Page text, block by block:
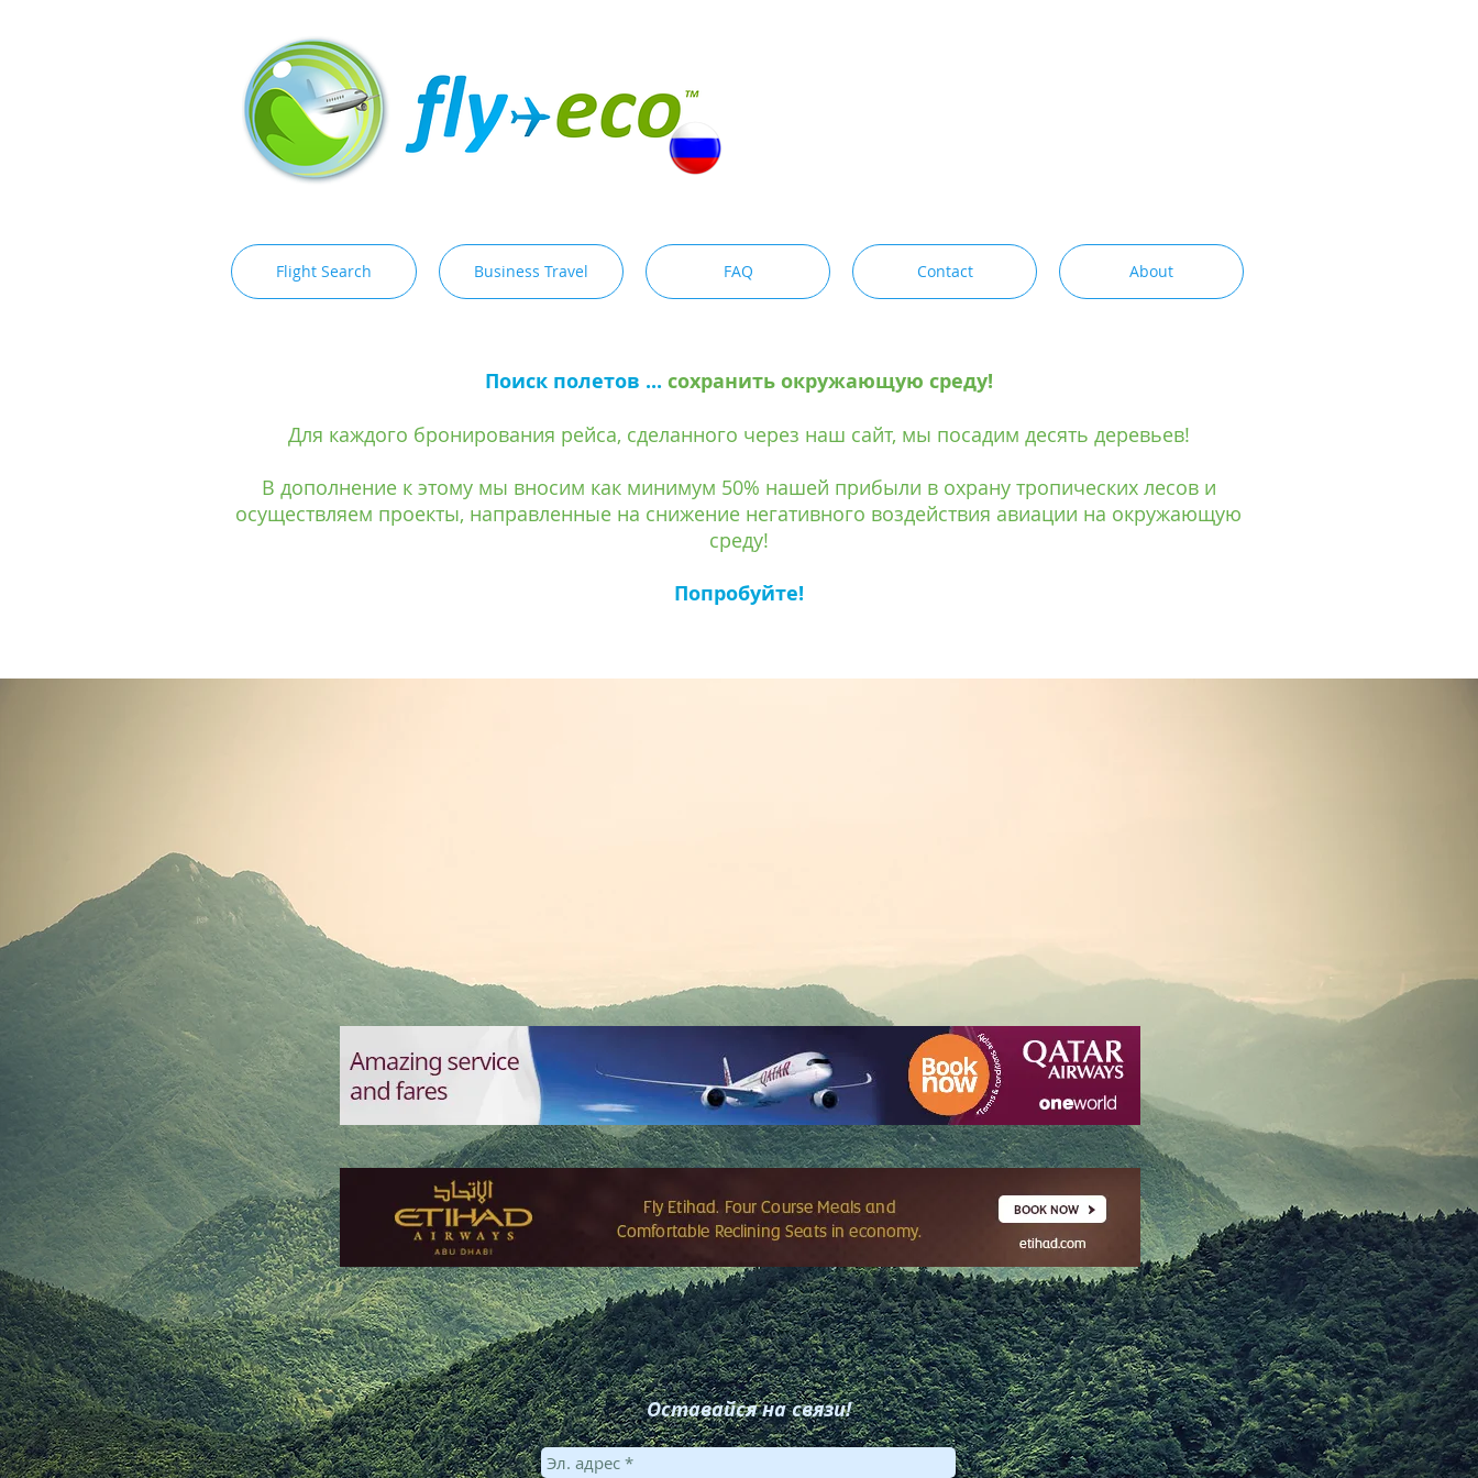
Flight Search Business Travel FAQ Contact About
Поиск полетов ... сохранить окружающую среду!
Для каждого бронирования рейса, сделанного через наш сайт, мы посадим десять деревьев!
В дополнение к этому мы вносим как минимум 50% нашей прибыли в охрану тропических лесов и
осуществляем проекты, направленные на снижение негативного воздействия авиации на окружающую
среду!
Попробуйте!
Оставайся на связи!